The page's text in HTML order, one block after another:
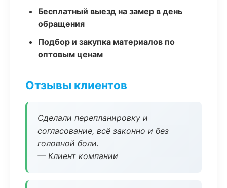
Бесплатный выезд на замер в день
обращения
Подбор и закупка материалов по
оптовым ценам
Отзывы клиентов
Сделали перепланировку и
согласование, всё законно и без
головной боли.
— Клиент компании